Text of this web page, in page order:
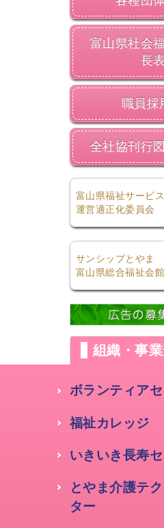
富山県社会
長
職員採
全社協刊行
富山県福祉サービス
運営適正化委員会
サンシップとやま
富山県総合福祉会館
組織・事
ボランティア
福祉カレッジ
いきいき長寿
とやま介護テ
ター